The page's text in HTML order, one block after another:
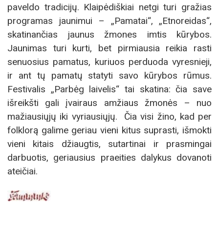
paveldo tradicijų. Klaipėdiškiai netgi turi gražias
programas jaunimui – „Pamatai“, „Etnoreidas“,
skatinančias jaunus žmones imtis kūrybos.
Jaunimas turi kurti, bet pirmiausia reikia rasti
senuosius pamatus, kuriuos perduoda vyresnieji,
ir ant tų pamatų statyti savo kūrybos rūmus.
Festivalis „Parbėg laivelis“ tai skatina: čia save
išreikšti gali įvairaus amžiaus žmonės – nuo
mažiausiųjų iki vyriausiųjų. Čia visi žino, kad per
folklorą galime geriau vieni kitus suprasti, išmokti
vieni kitais džiaugtis, sutartinai ir prasmingai
darbuotis, geriausius praeities dalykus dovanoti
ateičiai.